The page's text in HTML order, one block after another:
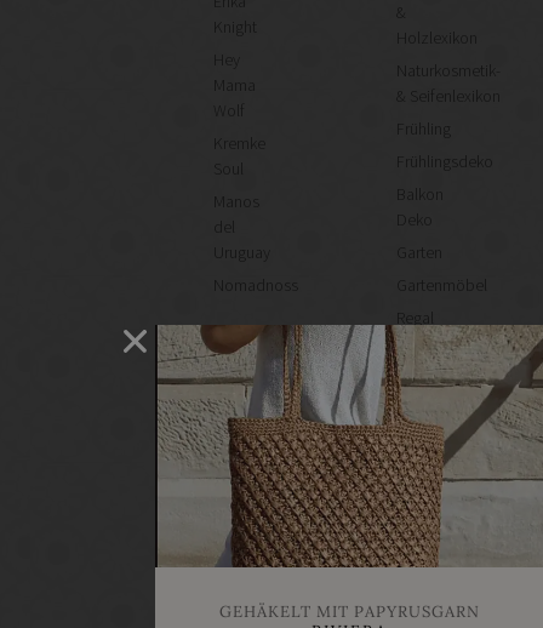
Knight
Mama
Wolf
Kremke
Manos
Uruguay
Nomadnoss
&
Holzlexikon
Naturkosmetik-
& Seifenlexikon
Frühling
Frühlingsdeko
Balkon
Deko
Garten
Gartenmöbel
Regal
selber
machen
Heimwerken
Renovieren
DIY
GESCHÄFTE
Bastelbedarf
Stoffgeschäfte
Handgemachtes
GEHÄKELT MIT PAPYRUSGARN